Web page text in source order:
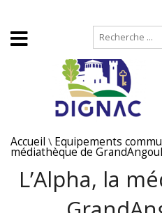
Accueil \ Equipements
médiathèque de
L’Alpha, la